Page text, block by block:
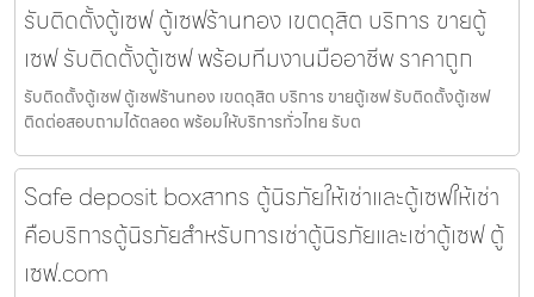
รับติดตั้งตู้เซฟ ตู้เซฟร้านทอง เขตดุสิต บริการ ขายตู้
เซฟ รับติดตั้งตู้เซฟ พร้อมทีมงานมืออาชีพ ราคาถูก
รับติดตั้งตู้เซฟ ตู้เซฟร้านทอง เขตดุสิต บริการ ขายตู้เซฟ รับติดตั้งตู้เซฟ
ติดต่อสอบถามได้ตลอด พร้อมให้บริการทั่วไทย รับต
Safe deposit boxสาทร ตู้นิรภัยให้เช่าและตู้เซฟให้เช่า
คือบริการตู้นิรภัยสำหรับการเช่าตู้นิรภัยและเช่าตู้เซฟ ตู้
เซฟ.com